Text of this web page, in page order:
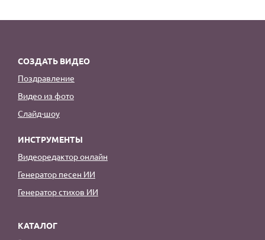
СОЗДАТЬ ВИДЕО
Поздравление
Видео из фото
Слайд-шоу
ИНСТРУМЕНТЫ
Видеоредактор онлайн
Генератор песен ИИ
Генератор стихов ИИ
КАТАЛОГ